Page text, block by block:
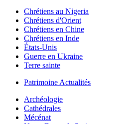
Chrétiens au Nigeria
Chrétiens d'Orient
Chrétiens en Chine
Chrétiens en Inde
États-Unis
Guerre en Ukraine
Terre sainte
Patrimoine Actualités
Archéologie
Cathédrales
Mécénat